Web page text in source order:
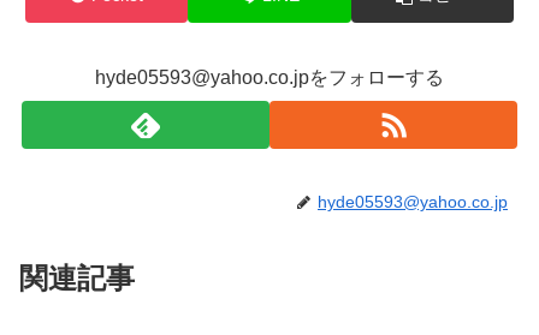
hyde05593@yahoo.co.jpをフォローする
hyde05593@yahoo.co.jp
関連記事